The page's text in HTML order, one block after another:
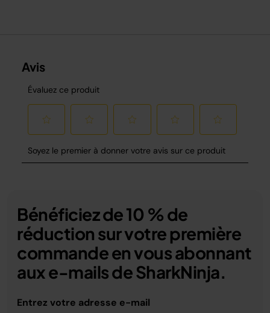
Bénéficiez de 10 % de
réduction sur votre première
commande en vous abonnant
aux e-mails de SharkNinja.
Entrez votre adresse e-mail